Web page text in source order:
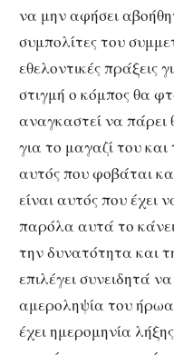
να μην αφήσει
συμπολίτες του
εθελοντικές πράξεις
στιγμή ο κόμπος θα
αναγκαστεί να πάρει
για το μαγαζί του και
αυτός που φοβάται
είναι αυτός που έχει
παρόλα αυτά το
την δυνατότητα και
επιλέγει συνειδητά
αμεροληψία του ήρωα
έχει ημερομηνία